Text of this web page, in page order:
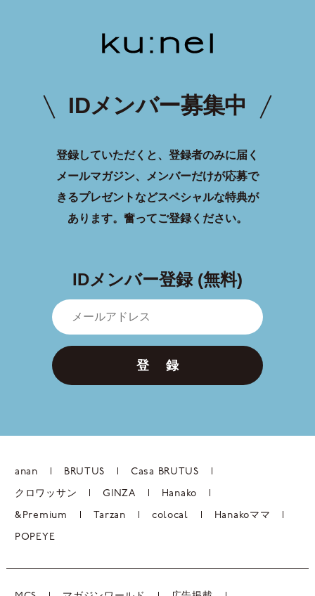
IDメンバー募集中
登録していただくと、登録者のみに届く
メールマガジン、メンバーだけが応募で
きるプレゼントなどスペシャルな特典が
あります。 奮ってご登録ください。
IDメンバー登録 (無料)
登 録
anan BRUTUS Casa BRUTUS
クロワッサン GINZA Hanako
&Premium Tarzan colocal Hanakoママ
POPEYE